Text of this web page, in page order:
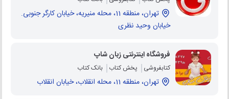
تهران، منطقه 11، محله منیریه، خیابان کارگر جنوبی.
خیابان وحید نظری
فروشگاه اینترنتی زبان شاپ
کتابفروشی پخش کتاب بانک کتاب
تهران، منطقه 11، محله انقلاب، خیابان انقلاب